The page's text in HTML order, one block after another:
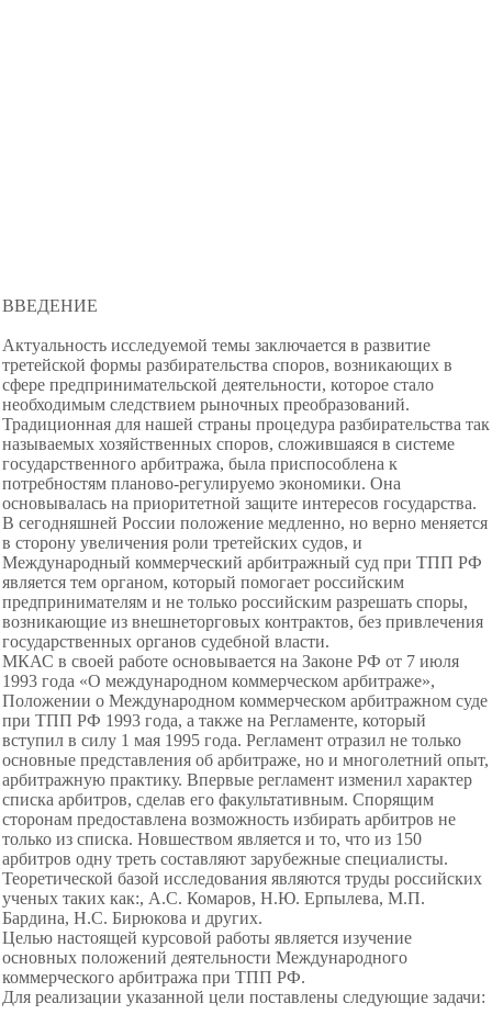
ВВЕДЕНИЕ
Актуальность исследуемой темы заключается в развитие
третейской формы разбирательства споров, возникающих в
сфере предпринимательской деятельности, которое стало
необходимым следствием рыночных преобразований.
Традиционная для нашей страны процедура разбирательства так
называемых хозяйственных споров, сложившаяся в системе
государственного арбитража, была приспособлена к
потребностям планово-регулируемо экономики. Она
основывалась на приоритетной защите интересов государства.
В сегодняшней России положение медленно, но верно меняется
в сторону увеличения роли третейских судов, и
Международный коммерческий арбитражный суд при ТПП РФ
является тем органом, который помогает российским
предпринимателям и не только российским разрешать споры,
возникающие из внешнеторговых контрактов, без привлечения
государственных органов судебной власти.
МКАС в своей работе основывается на Законе РФ от 7 июля
1993 года «О международном коммерческом арбитраже»,
Положении о Международном коммерческом арбитражном суде
при ТПП РФ 1993 года, а также на Регламенте, который
вступил в силу 1 мая 1995 года. Регламент отразил не только
основные представления об арбитраже, но и многолетний опыт,
арбитражную практику. Впервые регламент изменил характер
списка арбитров, сделав его факультативным. Спорящим
сторонам предоставлена возможность избирать арбитров не
только из списка. Новшеством является и то, что из 150
арбитров одну треть составляют зарубежные специалисты.
Теоретической базой исследования являются труды российских
ученых таких как:, А.С. Комаров, Н.Ю. Ерпылева, М.П.
Бардина, Н.С. Бирюкова и других.
Целью настоящей курсовой работы является изучение
основных положений деятельности Международного
коммерческого арбитража при ТПП РФ.
Для реализации указанной цели поставлены следующие задачи: